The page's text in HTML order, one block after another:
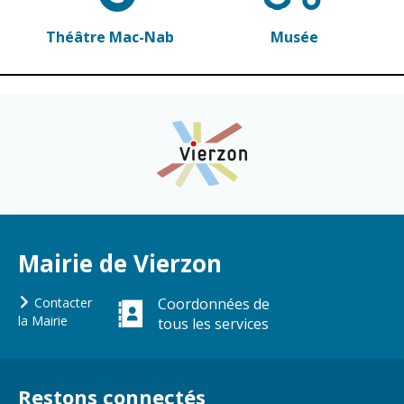
Gare de Vierzon
Travaux
Refuge canin
commerce
chaleur urbain
Théâtre Mac-Nab Musée
Mairie de Vierzon
Contacter
la Mairie
Coordonnées de
tous les services
Restons connectés